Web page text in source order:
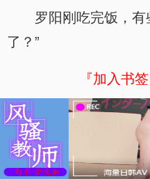
罗阳刚吃完饭，有
了？”
『加入书